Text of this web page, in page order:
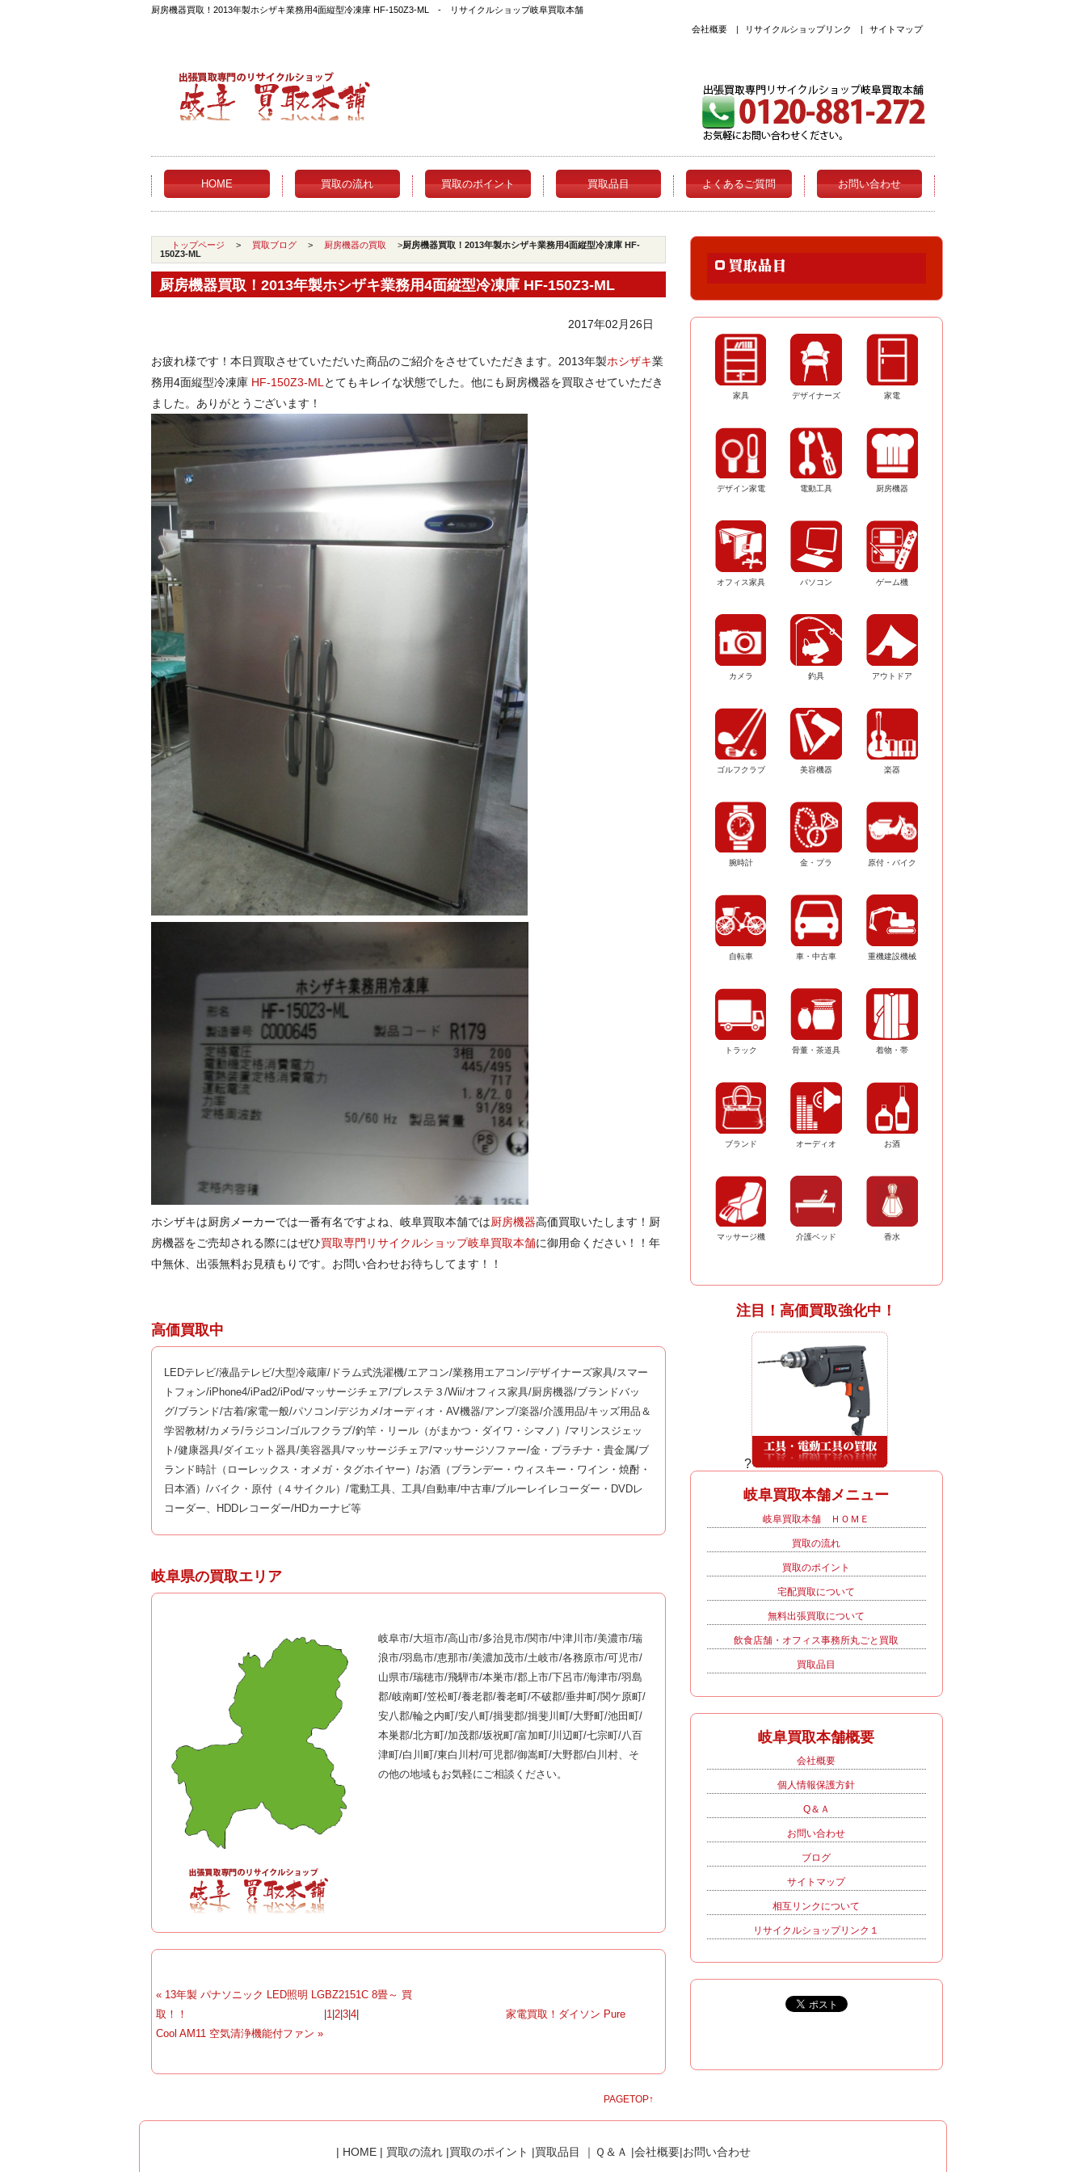
厨房機器買取！2013年製ホシザキ業務用4面縦型冷凍庫 HF-150Z3-ML - リサイクルショップ岐阜買取本舗
会社概要 | リサイクルショップリンク | サイトマップ
HOME 買取の流れ 買取のポイント 買取品目 よくあるご質問 お問い合わせ
トップページ > 買取ブログ > 厨房機器の買取 >厨房機器買取！2013年製ホシザキ業務用4面縦型冷凍庫 HF-
150Z3-ML
厨房機器買取！2013年製ホシザキ業務用4面縦型冷凍庫 HF-150Z3-ML
2017年02月26日
お疲れ様です！本日買取させていただいた商品のご紹介をさせていただきます。2013年製ホシザキ業
務用4面縦型冷凍庫 HF-150Z3-ML とてもキレイな状態でした。他にも厨房機器を買取させていただき
ました。ありがとうございます！
ホシザキは厨房メーカーでは一番有名ですよね、岐阜買取本舗では厨房機器高価買取いたします！厨
房機器をご売却される際にはぜひ買取専門リサイクルショップ岐阜買取本舗に御用命ください！！年
中無休、出張無料お見積もりです。お問い合わせお待ちしてます！！
高価買取中
LEDテレビ/液晶テレビ/大型冷蔵庫/ドラム式洗濯機/エアコン/業務用エアコン/デザイナーズ家具/スマー
トフォン/iPhone4/iPad2/iPod/マッサージチェア/プレステ３/Wii/オフィス家具/厨房機器/ブランドバッ
グ/ブランド/古着/家電一般/パソコン/デジカメ/オーディオ・AV機器/アンプ/楽器/介護用品/キッズ用品＆
学習教材/カメラ/ラジコン/ゴルフクラブ/釣竿・リール（がまかつ・ダイワ・シマノ）/マリンスジェッ
ト/健康器具/ダイエット器具/美容器具/マッサージチェア/マッサージソファー/金・プラチナ・貴金属/ブ
ランド時計（ローレックス・オメガ・タグホイヤー）/お酒（ブランデー・ウィスキー・ワイン・焼酎・
日本酒）/バイク・原付（４サイクル）/電動工具、工具/自動車/中古車/ブルーレイレコーダー・DVDレ
コーダー、HDDレコーダー/HDカーナビ等
岐阜県の買取エリア
岐阜市/大垣市/高山市/多治見市/関市/中津川市/美濃市/瑞
浪市/羽島市/恵那市/美濃加茂市/土岐市/各務原市/可児市/
山県市/瑞穂市/飛騨市/本巣市/郡上市/下呂市/海津市/羽島
郡/岐南町/笠松町/養老郡/養老町/不破郡/垂井町/関ケ原町/
安八郡/輪之内町/安八町/揖斐郡/揖斐川町/大野町/池田町/
本巣郡/北方町/加茂郡/坂祝町/富加町/川辺町/七宗町/八百
津町/白川町/東白川村/可児郡/御嵩町/大野郡/白川村、そ
の他の地域もお気軽にご相談ください。
« 13年製 パナソニック LED照明 LGBZ2151C 8畳～ 買
取！！
1 2 3 4
家電買取！ダイソン Pure
Cool AM11 空気清浄機能付ファン »
PAGETOP↑
家具 デザイナーズ 家電
デザイン家電 電動工具 厨房機器
オフィス家具 パソコン ゲーム機
カメラ 釣具 アウトドア
ゴルフクラブ 美容機器 楽器
腕時計 金・プラ 原付・バイク
自転車 車・中古車 重機建設機械
トラック 骨董・茶道具 着物・帯
ブランド オーディオ お酒
マッサージ機 介護ベッド 香水
注目！高価買取強化中！
?
岐阜買取本舗メニュー
岐阜買取本舗 ＨＯＭＥ
買取の流れ
買取のポイント
宅配買取について
無料出張買取について
飲食店舗・オフィス事務所丸ごと買取
買取品目
岐阜買取本舗概要
会社概要
個人情報保護方針
Q＆Ａ
お問い合わせ
ブログ
サイトマップ
相互リンクについて
リサイクルショップリンク１
| HOME| 買取の流れ|買取のポイント |買取品目 ｜ Ｑ＆Ａ |会社概要|お問い合わせ